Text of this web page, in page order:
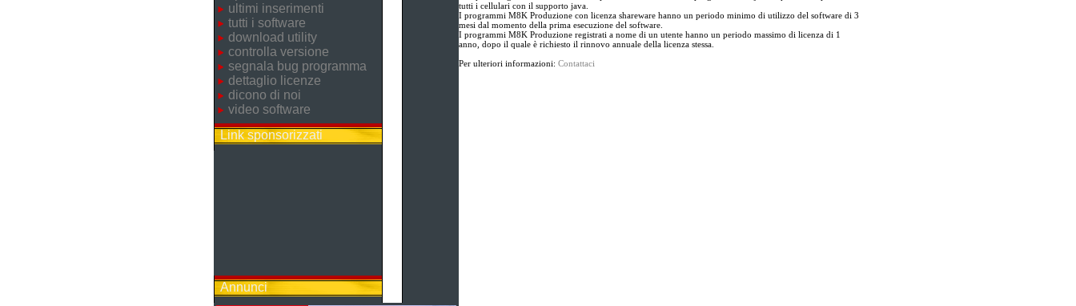
ultimi inserimenti
tutti i software
download utility
controlla versione
segnala bug programma
dettaglio licenze
dicono di noi
video software
Link sponsorizzati
Annunci
tutti i cellulari con il supporto java.
I programmi M8K Produzione con licenza shareware hanno un periodo minimo di utilizzo del software di 3
mesi dal momento della prima esecuzione del software.
I programmi M8K Produzione registrati a nome di un utente hanno un periodo massimo di licenza di 1
anno, dopo il quale è richiesto il rinnovo annuale della licenza stessa.
Per ulteriori informazioni: Contattaci